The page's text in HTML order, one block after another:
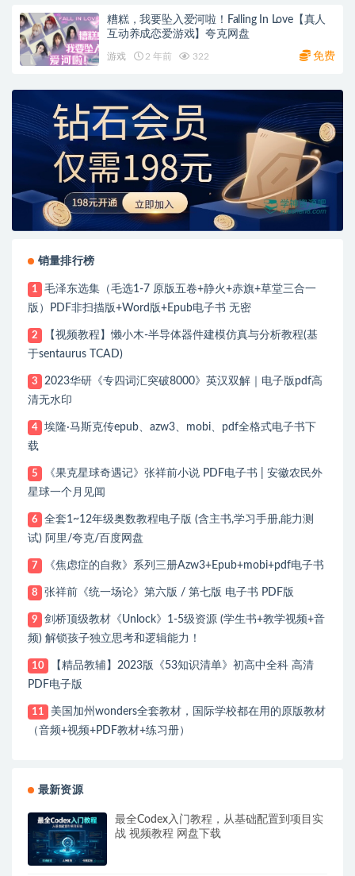
糟糕，我要坠入爱河啦！Falling In Love【真人
互动养成恋爱游戏】夸克网盘
游戏 2 年前 322 免费
销量排行榜
1
毛泽东选集（毛选1-7 原版五卷+静火+赤旗+草堂三合一
版）PDF非扫描版+Word版+Epub电子书 无密
2
【视频教程】懒小木-半导体器件建模仿真与分析教程(基
于sentaurus TCAD)
3
2023华研《专四词汇突破8000》英汉双解｜电子版pdf高
清无水印
4
埃隆·马斯克传epub、azw3、mobi、pdf全格式电子书下
载
5
《果克星球奇遇记》张祥前小说 PDF电子书 | 安徽农民外
星球一个月见闻
6
全套1~12年级奥数教程电子版 (含主书,学习手册,能力测
试) 阿里/夸克/百度网盘
7 《焦虑症的自救》系列三册Azw3+Epub+mobi+pdf电子书
8 张祥前《统一场论》第六版 / 第七版 电子书 PDF版
9
剑桥顶级教材《Unlock》1-5级资源 (学生书+教学视频+音
频) 解锁孩子独立思考和逻辑能力！
10
【精品教辅】2023版《53知识清单》初高中全科 高清
PDF电子版
11
美国加州wonders全套教材，国际学校都在用的原版教材
（音频+视频+PDF教材+练习册）
最新资源
最全Codex入门教程，从基础配置到项目实
战 视频教程 网盘下载